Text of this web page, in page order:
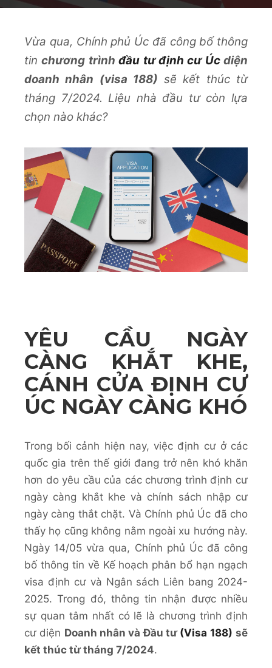
Vừa qua, Chính phủ Úc đã công bố thông
tinchương trìnhđầu tư định cư Úcdiện
doanh nhân (visa 188) sẽ kết thúc từ
tháng 7/2024. Liệu nhà đầu tư còn lựa
chọn nào khác?
YÊU CẦU NGÀY
CÀNG KHẮT KHE,
CÁNH CỬA ĐỊNH CƯ
ÚC NGÀY CÀNG KHÓ
Trong bối cảnh hiện nay, việc định cư ở các
quốc gia trên thế giới đang trở nên khó khăn
hơn do yêu cầu của các chương trình định cư
ngày càng khắt khe và chính sách nhập cư
ngày càng thắt chặt. Và Chính phủ Úc đã cho
thấy họ cũng không nằm ngoài xu hướng này.
Ngày 14/05 vừa qua, Chính phủ Úc đã công
bố thông tin về Kế hoạch phân bổ hạn ngạch
visa định cư và Ngân sách Liên bang 2024-
2025. Trong đó, thông tin nhận được nhiều
sự quan tâm nhất có lẽ là chương trình định
cư diện Doanh nhân và Đầu tư (Visa 188) sẽ
kết thúc từ tháng 7/2024.